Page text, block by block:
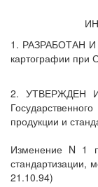
1. РАЗРАБОТАН И
картографии при
2. УТВЕРЖДЕН
продукции и
Изменение N 1
стандартизации,
21.10.94)